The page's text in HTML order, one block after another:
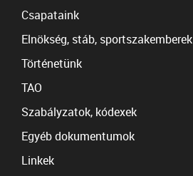
Csapataink
Elnökség, stáb, sportszakemberek
Történetünk
TAO
Szabályzatok, kódexek
Egyéb dokumentumok
Linkek